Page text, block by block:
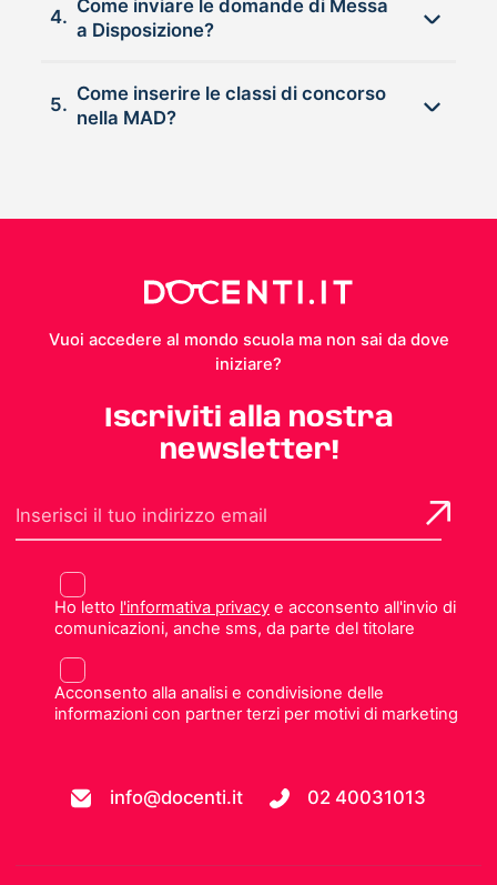
4.
Come inviare le domande di Messa
a Disposizione?
5.
Come inserire le classi di concorso
nella MAD?
Vuoi accedere al mondo scuola ma non sai da dove
iniziare?
Iscriviti alla nostra
newsletter!
Ho letto l'informativa privacye acconsento all'invio di
comunicazioni, anche sms, da parte del titolare
Acconsento alla analisi e condivisione delle
informazioni con partner terzi per motivi di marketing
info@docenti.it 02 40031013